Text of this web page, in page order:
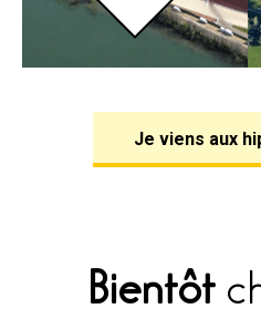
Je viens aux
Bientôt